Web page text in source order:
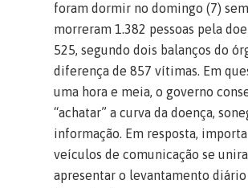
foram dormir no domingo (7)
morreram 1.382 pessoas pela
525, segundo dois balanços do
diferença de 857 vítimas. Em
uma hora e meia, o governo
“achatar” a curva da doença,
informação. Em resposta,
veículos de comunicação se
apresentar o levantamento diário